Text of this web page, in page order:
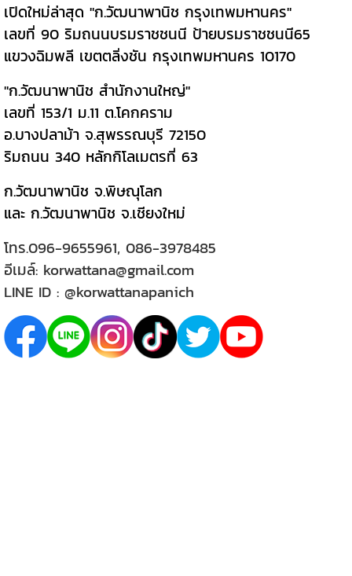
เปิดใหม่ล่าสุด "ก.วัฒนาพานิช กรุงเทพมหานคร"
เลขที่ 90 ริมถนนบรมราชชนนี ป้ายบรมราชชนนี65
แขวงฉิมพลี เขตตลิ่งชัน กรุงเทพมหานคร 10170
"ก.วัฒนาพานิช สำนักงานใหญ่"
เลขที่ 153/1 ม.11 ต.โคกคราม
อ.บางปลาม้า จ.สุพรรณบุรี 72150
ริมถนน 340 หลักกิโลเมตรที่ 63
ก.วัฒนาพานิช จ.พิษณุโลก
และ ก.วัฒนาพานิช จ.เชียงใหม่
โทร.096-9655961, 086-3978485
อีเมล์: korwattana@gmail.com
LINE ID : @korwattanapanich